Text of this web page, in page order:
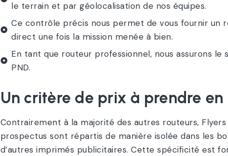
le terrain et par géolocalisation de nos équipes.
Ce contrôle précis nous permet de vous fournir
direct une fois la mission menée à bien.
En tant que routeur professionnel, nous assurons
PND.
Un critère de prix à prendre
Contrairement à la majorité des autres routeurs,
prospectus sont répartis de manière isolée dans les
d’autres imprimés publicitaires. Cette spécificité est